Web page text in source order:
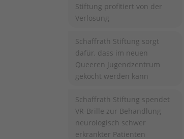
Stiftung profitiert von der
Verlosung
Schaffrath Stiftung sorgt
dafür, dass im neuen
Queeren Jugendzentrum
gekocht werden kann
Schaffrath Stiftung spendet
VR-Brille zur Behandlung
neurologisch schwer
erkrankter Patienten